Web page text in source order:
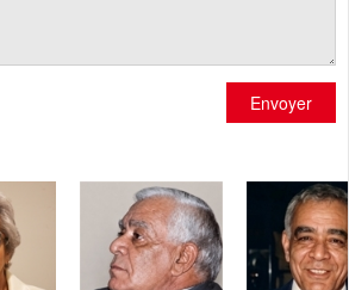
Envoyer